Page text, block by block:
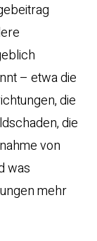
– etwa die
die
die
von
was
mehr